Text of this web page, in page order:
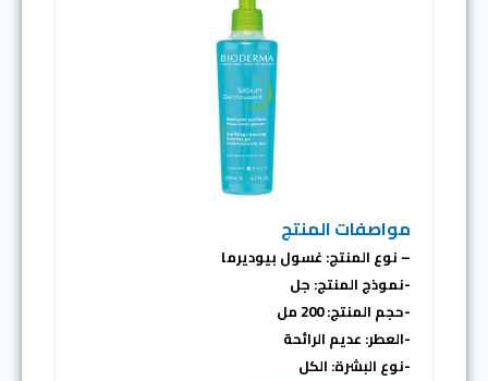
مواصفات المنتج
– نوع المنتج: غسول بيوديرما
-نموذج المنتج: جل
-حجم المنتج: 200 مل
-العطر: عديم الرائحة
-نوع البشرة: الكل